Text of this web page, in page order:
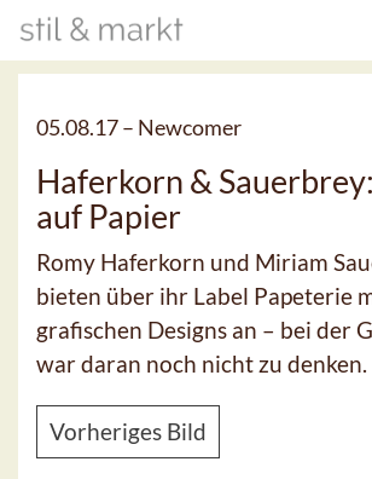
05.08.17 – Newcomer
Haferkorn &
auf Papier
Romy Haferkorn und Miriam
bieten über ihr Label Papeterie
grafischen Designs an – bei der
war daran noch nicht zu denken.
Vorheriges Bild